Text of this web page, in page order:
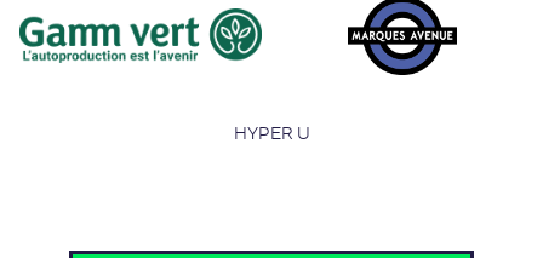
HYPER U